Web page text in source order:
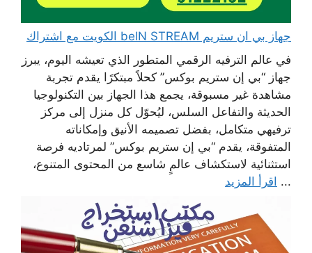
جهاز بي ان ستريم beIN STREAM الكويت مع اشتراك
في عالم الترفيه الرقمي المتطور الذي تعيشه اليوم، يبرز
جهاز “بي إن ستريم بوكس” كحلاً مبتكرًا يقدم تجربة
مشاهدة غير مسبوقة، يجمع هذا الجهاز بين التكنولوجيا
الحديثة والتفاعل السلس، ليُحوّل كل منزل إلى مركز
ترفيهي متكامل، بفضل تصميمه الأنيق وإمكاناته
المتفوقة، يقدم “بي إن ستريم بوكس” لمرتاديه فرصة
استثنائية لاستكشاف عالمٍ شاسع من المحتوى المتنوع،
... اقرأ المزيد